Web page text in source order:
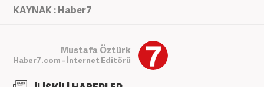
KAYNAK : Haber7
Mustafa Öztürk
Haber7.com - İnternet Editörü